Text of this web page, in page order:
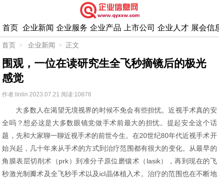
首页 企业新闻 企业服务 企业产品 上市公司 企业人才 展会信
首页 企业新闻 正文
围观，一位在读研究生全飞秒摘镜后的极光
感觉
作者:linlin 2023.07.21 阅读:10876
大多数人在渴望无境视界的时候不免会有些担忧。近视手术真的安
全吗？想必这是大多数眼镜党做手术前最大的担忧。提起安全这个话
题，先和大家聊一聊近视手术的前世今生。在20世纪80年代近视手术开
始兴起，几十年来从手术的方式到治疗范围都有很大的变化。从最早的
角膜表层切削术（prk）到准分子原位磨镶术（lasik），再到现在的飞
秒激光制瓣术及全飞秒手术以及icl晶体植入术。治疗的范围也在不断地